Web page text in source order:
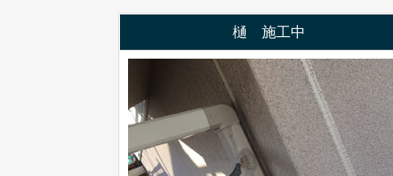
樋 施工中